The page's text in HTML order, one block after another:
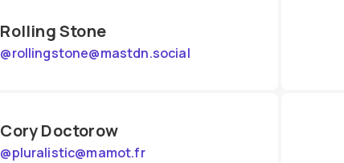
Rolling Stone
@rollingstone@mastdn.social
Cory Doctorow
@pluralistic@mamot.fr